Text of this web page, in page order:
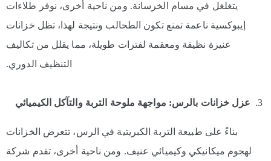
يتغلغل في مسام الخرسانة. ومن ناحية أخرى، نوفر طلاءات
إيبوكسية ناعمة تمنع تكون الطحالب ونتيجة لهذا، تظل خزانات
عنيزة نظيفة ومعقمة لفترات طويلة، مما يقلل من تكاليف
التنظيف الدوري.
عزل خزانات بالرس: مواجهة ملوحة التربة والتآكل الكيميائي
بناءً على طبيعة التربة الكبريتية في الرس، تتعرض الخزانات
لهجوم ميكانيكي وكيميائي عنيف. ومن ناحية أخرى، تقدم شركة